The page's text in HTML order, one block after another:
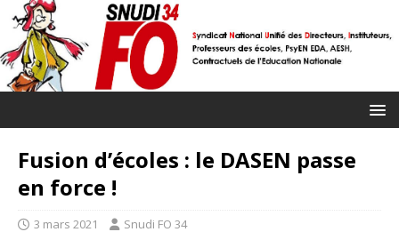
Fusion d’écoles : le DASEN passe
en force !
3 mars 2021 Snudi FO 34